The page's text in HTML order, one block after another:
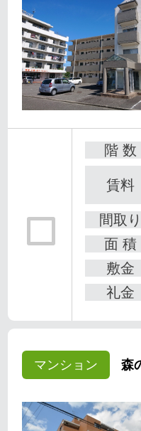
階 数
賃料
間取り
面 積
敷金
礼金
マンション 森